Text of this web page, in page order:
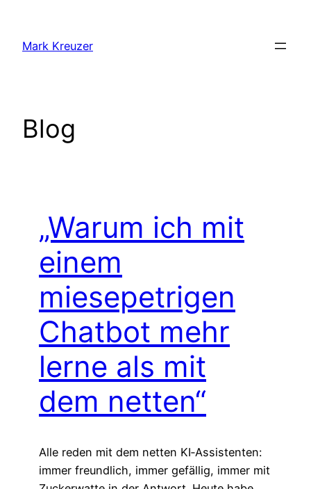
springen
Mark Kreuzer
Blog
„Warum ich mit
einem
miesepetrigen
Chatbot mehr
lerne als mit
dem netten“
Alle reden mit dem netten KI‑Assistenten:
immer freundlich, immer gefällig, immer mit